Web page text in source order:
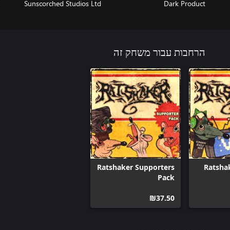
Dark Product
Sunscorched Studios Ltd
הרחבות עבור משחק זה
Ratshaker Supporters
Pack
‪₪‎37.50‬